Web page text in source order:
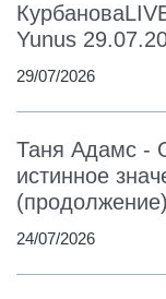
Yunus
29/07/2026
Таня Адамс -
истинное
(продолжение)
24/07/2026